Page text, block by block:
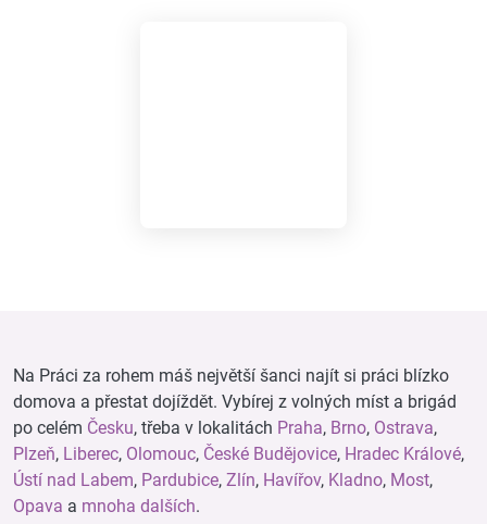
Na Práci za rohem máš největší šanci najít si práci blízko
domova a přestat dojíždět. Vybírej z volných míst a brigád
po celém Česku, třeba v lokalitách Praha, Brno, Ostrava,
Plzeň, Liberec, Olomouc, České Budějovice, Hradec Králové,
Ústí nad Labem, Pardubice, Zlín, Havířov, Kladno, Most,
Opava a mnoha dalších.